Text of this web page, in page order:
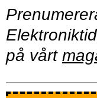
på vårt